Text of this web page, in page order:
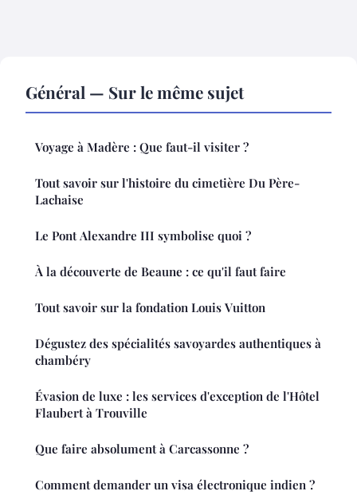
Général — Sur le même sujet
Voyage à Madère : Que faut-il visiter ?
Tout savoir sur l'histoire du cimetière Du Père-
Lachaise
Le Pont Alexandre III symbolise quoi ?
À la découverte de Beaune : ce qu'il faut faire
Tout savoir sur la fondation Louis Vuitton
Dégustez des spécialités savoyardes authentiques à
chambéry
Évasion de luxe : les services d'exception de l'Hôtel
Flaubert à Trouville
Que faire absolument à Carcassonne ?
Comment demander un visa électronique indien ?